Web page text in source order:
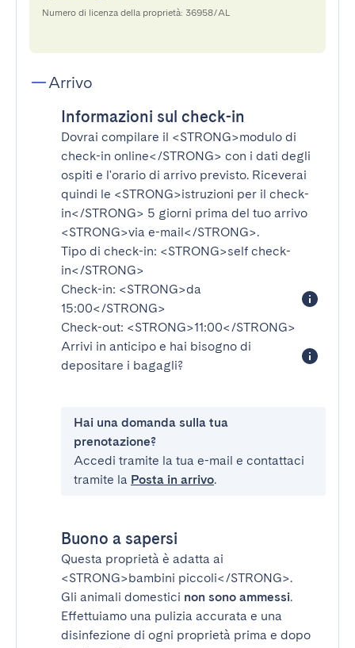
Numero di licenza della proprietà: 36958/AL
Arrivo
Informazioni sul check-in
Dovrai compilare il <STRONG>modulo di
check-in online</STRONG> con i dati degli
ospiti e l'orario di arrivo previsto. Riceverai
quindi le <STRONG>istruzioni per il check-
in</STRONG> 5 giorni prima del tuo arrivo
<STRONG>via e-mail</STRONG>.
Tipo di check-in: <STRONG>self check-
in</STRONG>
Check-in: <STRONG>da
15:00</STRONG>
Check-out: <STRONG>11:00</STRONG>
Arrivi in anticipo e hai bisogno di
depositare i bagagli?
Hai una domanda sulla tua
prenotazione?
Accedi tramite la tua e-mail e contattaci
tramite la Posta in arrivo.
Buono a sapersi
Questa proprietà è adatta ai
<STRONG>bambini piccoli</STRONG>.
Gli animali domestici non sono ammessi.
Effettuiamo una pulizia accurata e una
disinfezione di ogni proprietà prima e dopo